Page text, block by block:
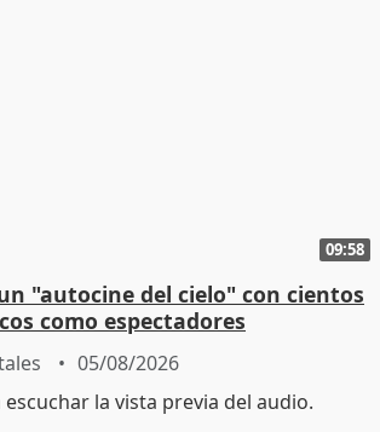
09:58
"autocine del cielo" con cientos
como espectadores
05/08/2026